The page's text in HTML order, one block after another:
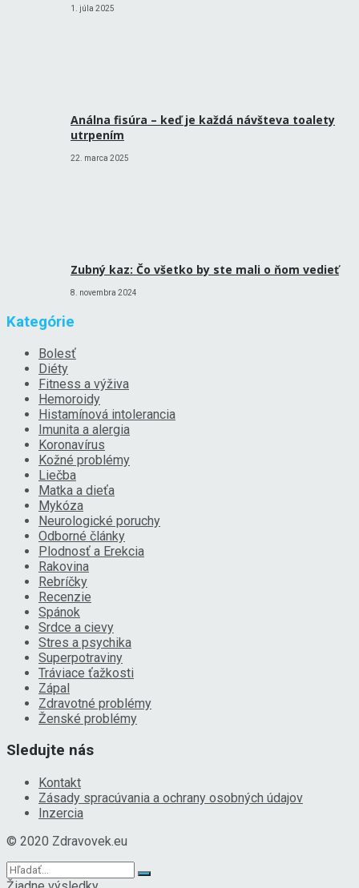
1. júla 2025
Análna fisúra – keď je každá návšteva toalety
utrpením
22. marca 2025
Zubný kaz: Čo všetko by ste mali o ňom vedieť
8. novembra 2024
Kategórie
Bolesť
Diéty
Fitness a výživa
Hemoroidy
Histamínová intolerancia
Imunita a alergia
Koronavírus
Kožné problémy
Liečba
Matka a dieťa
Mykóza
Neurologické poruchy
Odborné články
Plodnosť a Erekcia
Rakovina
Rebríčky
Recenzie
Spánok
Srdce a cievy
Stres a psychika
Superpotraviny
Tráviace ťažkosti
Zápal
Zdravotné problémy
Ženské problémy
Sledujte nás
Kontakt
Zásady spracúvania a ochrany osobných údajov
Inzercia
© 2020 Zdravovek.eu